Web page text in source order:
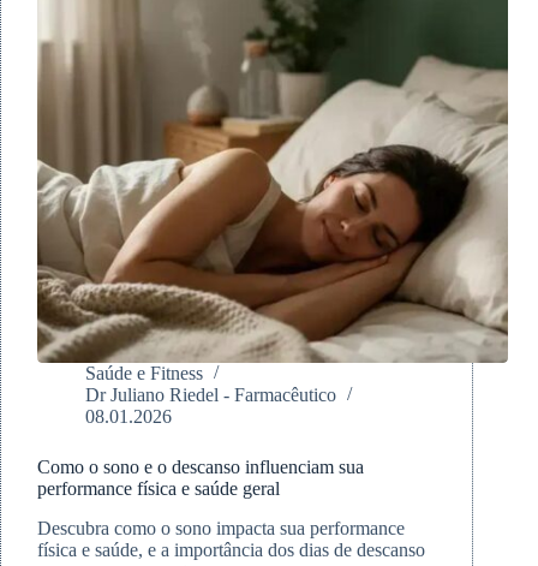
Saúde e Fitness
Dr Juliano Riedel - Farmacêutico
08.01.2026
Como o sono e o descanso influenciam sua
performance física e saúde geral
Descubra como o sono impacta sua performance
física e saúde, e a importância dos dias de descanso